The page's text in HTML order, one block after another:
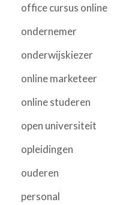
office cursus online
ondernemer
onderwijskiezer
online marketeer
online studeren
open universiteit
opleidingen
ouderen
personal